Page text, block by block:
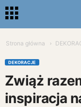
Strona główna
DEKORACJE
Zwiąż
inspiracja